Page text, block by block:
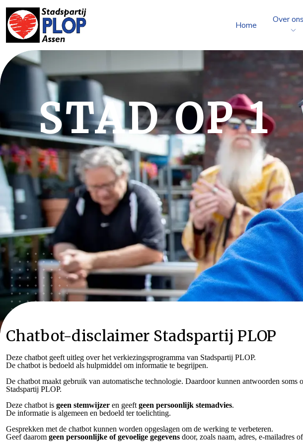
Home
Over ons
STAD OP 1
Chatbot-disclaimer Stadspartij PLOP
Deze chatbot geeft uitleg over het verkiezingsprogramma van Stadspartij PLOP.
De chatbot is bedoeld als hulpmiddel om informatie te begrijpen.
De chatbot maakt gebruik van automatische technologie. Daardoor kunnen antwoorden
Stadspartij PLOP.
Deze chatbot is geen stemwijzer en geeft geen persoonlijk stemadvies.
De informatie is algemeen en bedoeld ter toelichting.
Gesprekken met de chatbot kunnen worden opgeslagen om de werking te verbeteren.
Geef daarom geen persoonlijke of gevoelige gegevens door, zoals naam, adres, e-mailadres